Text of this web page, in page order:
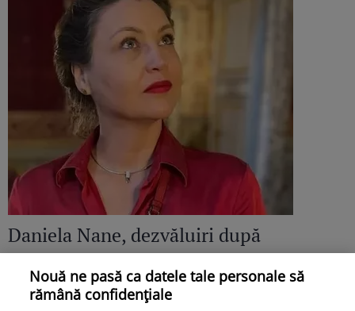
Daniela Nane, dezvăluiri după
simte actrița: „Nu simt nicio lipsă”
Nouă ne pasă ca datele tale personale să
rămână confidențiale